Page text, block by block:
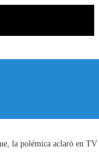
la polémica aclaró en